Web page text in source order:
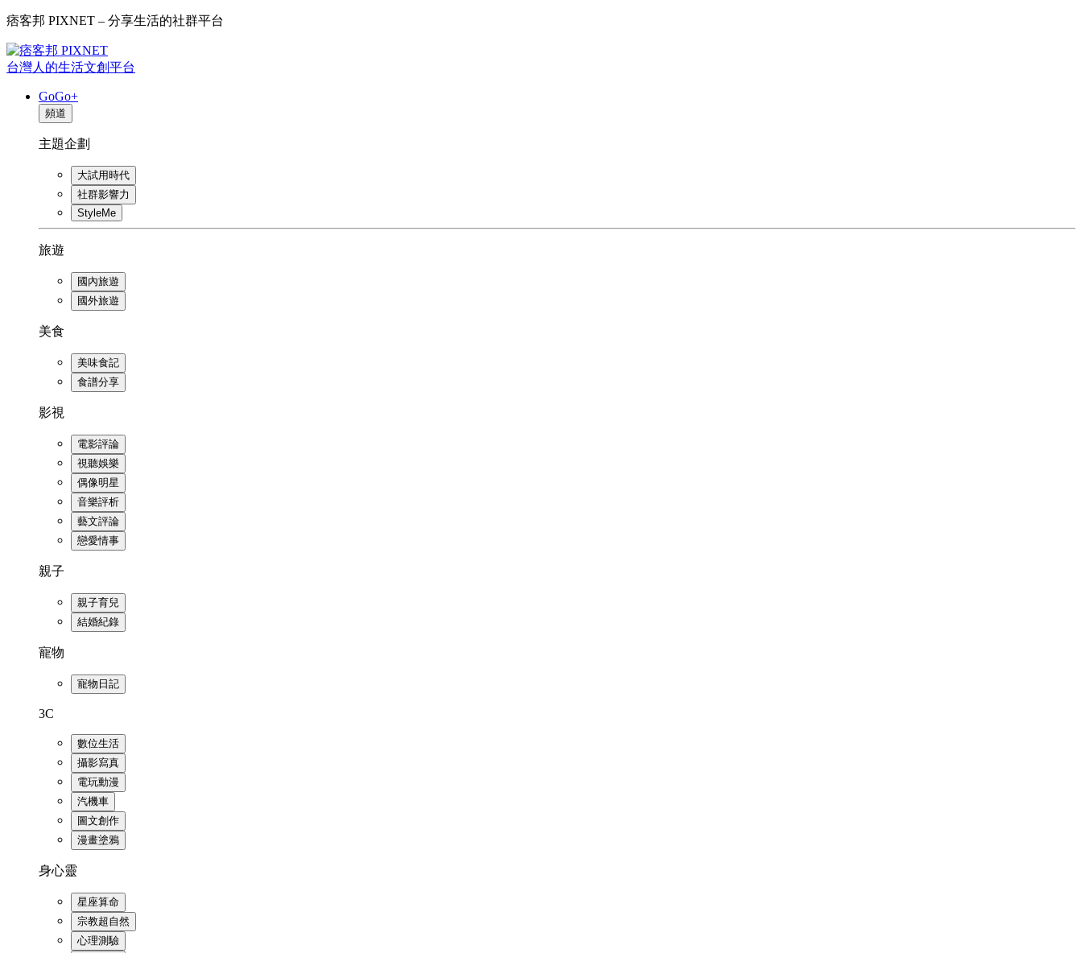
痞客邦 PIXNET – 分享生活的社群平台
台灣人的生活文創平台
GoGo+
頻道
主題企劃
大試用時代
社群影響力
StyleMe
旅遊
國內旅遊
國外旅遊
美食
美味食記
食譜分享
影視
電影評論
視聽娛樂
偶像明星
音樂評析
藝文評論
戀愛情事
親子
親子育兒
結婚紀錄
寵物
寵物日記
3C
數位生活
攝影寫真
電玩動漫
汽機車
圖文創作
漫畫塗鴉
身心靈
星座算命
宗教超自然
心理測驗